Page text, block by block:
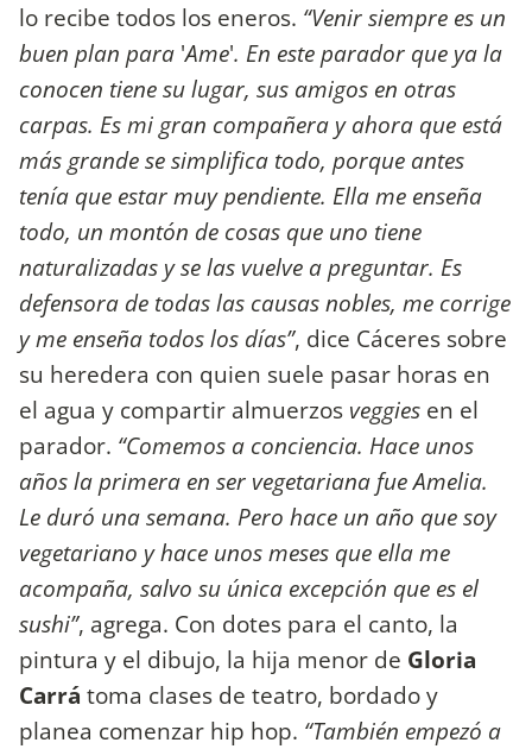
lo recibe todos los eneros. “Venir siempre es un
buen plan para 'Ame'. En este parador que ya la
conocen tiene su lugar, sus amigos en otras
carpas. Es mi gran compañera y ahora que está
más grande se simplifica todo, porque antes
tenía que estar muy pendiente. Ella me enseña
todo, un montón de cosas que uno tiene
naturalizadas y se las vuelve a preguntar. Es
defensora de todas las causas nobles, me corrige
y me enseña todos los días”, dice Cáceres sobre
su heredera con quien suele pasar horas en
el agua y compartir almuerzos veggies en el
parador. “Comemos a conciencia. Hace unos
años la primera en ser vegetariana fue Amelia.
Le duró una semana. Pero hace un año que soy
vegetariano y hace unos meses que ella me
acompaña, salvo su única excepción que es el
sushi”, agrega. Con dotes para el canto, la
pintura y el dibujo, la hija menor de Gloria
Carrá toma clases de teatro, bordado y
planea comenzar hip hop. “También empezó a